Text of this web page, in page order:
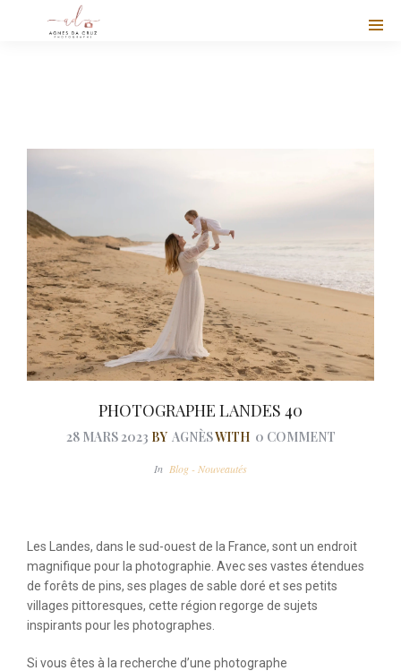
PHOTOGRAPHE LANDES 40
28 MARS 2023 BY AGNÈSWITH 0 COMMENT
In Blog - Nouveautés
Les Landes, dans le sud-ouest de la France, sont un endroit
magnifique pour la photographie. Avec ses vastes étendues
de forêts de pins, ses plages de sable doré et ses petits
villages pittoresques, cette région regorge de sujets
inspirants pour les photographes.
Si vous êtes à la recherche d’une photographe